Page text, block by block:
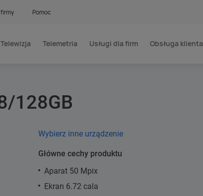
Pomoc
Telewizja Telemetria Usługi dla firm Obsługa klienta
128GB
Wybierz inne urządzenie
Główne cechy produktu
Aparat 50 Mpix
Ekran 6.72 cala